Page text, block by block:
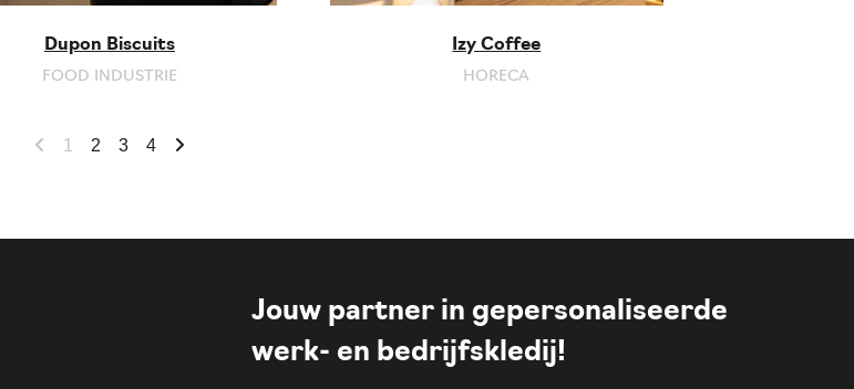
Dupon Biscuits
FOOD INDUSTRIE
Izy Coffee
HORECA
1 2 3 4
Jouw partner in gepersonaliseerde
werk- en bedrijfskledij!